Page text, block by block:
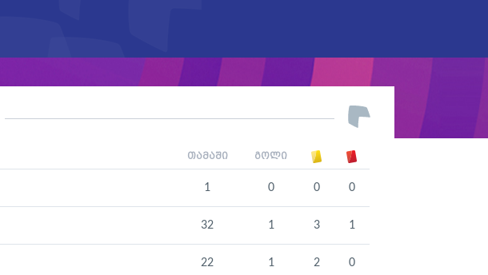
თამაში გოლი
1 0 0 0
32 1 3 1
22 1 2 0